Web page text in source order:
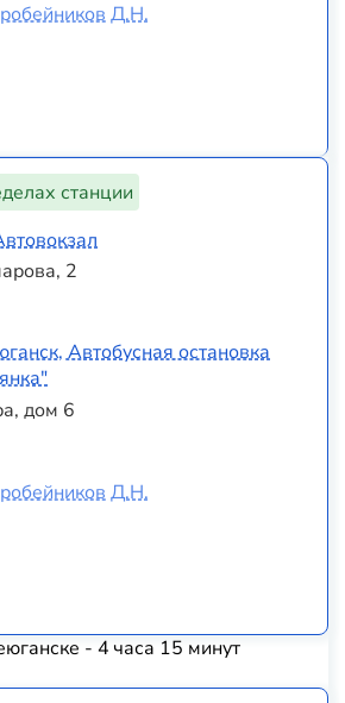
Д.Н.
станции
2
Автобусная остановка
дом 6
Д.Н.
- 4 часа 15 минут